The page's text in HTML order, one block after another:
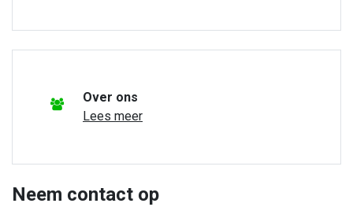
Over ons
Lees meer
Neem contact op